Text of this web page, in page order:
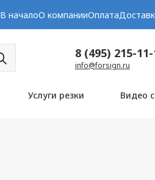
В началоО компанииОплата
8 (495) 215-
info@forsign.ru
Услуги резки Видео